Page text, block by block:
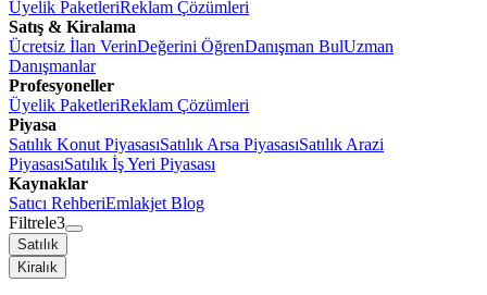
Üyelik PaketleriReklam Çözümleri
Satış & Kiralama
Ücretsiz İlan VerinDeğerini ÖğrenDanışman BulUzman
Danışmanlar
Profesyoneller
Üyelik PaketleriReklam Çözümleri
Piyasa
Satılık Konut PiyasasıSatılık Arsa PiyasasıSatılık Arazi
PiyasasıSatılık İş Yeri Piyasası
Kaynaklar
Satıcı RehberiEmlakjet Blog
Filtrele3
Satılık
Kiralık